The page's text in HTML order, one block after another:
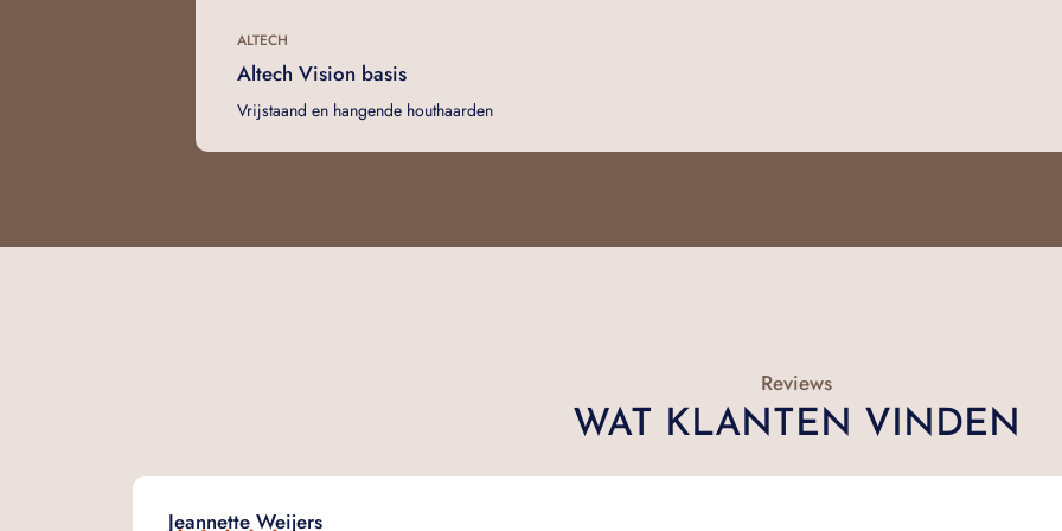
ALTECH
Altech Vision basis
Vrijstaand en hangende houthaarden
Reviews
WAT KLANTEN VINDEN
Jeannette Weijers